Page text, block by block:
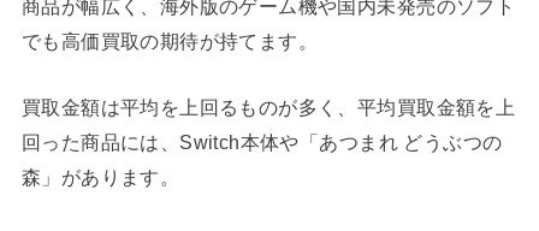
商品が幅広く、海外版のゲーム機や国内未発売のソフト
でも高価買取の期待が持てます。
買取金額は平均を上回るものが多く、平均買取金額を上
回った商品には、Switch本体や「あつまれ どうぶつの
森」があります。